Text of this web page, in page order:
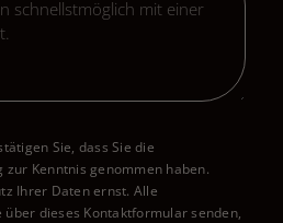
Sie, dass Sie die
zur Kenntnis genommen haben.
Ihrer Daten ernst. Alle
über dieses Kontaktformular senden,